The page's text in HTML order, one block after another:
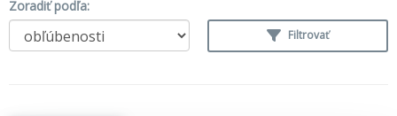
Zoradiť podľa:
Filtrovať